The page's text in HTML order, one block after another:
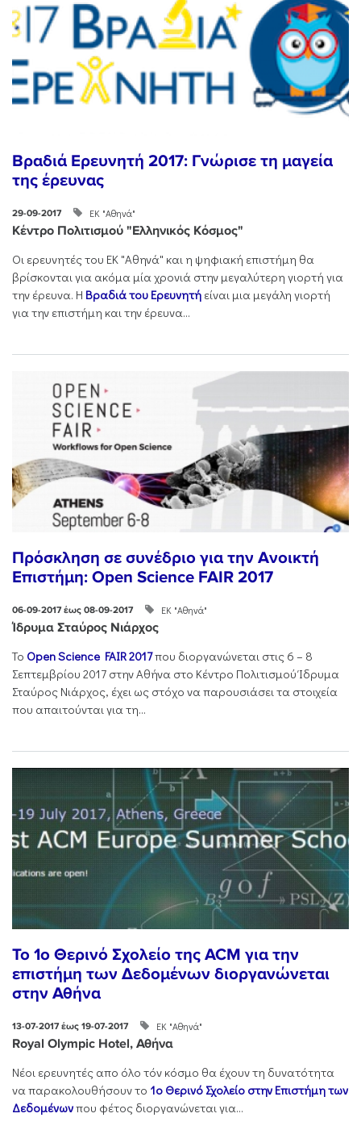
Βραδιά Ερευνητή 2017: Γνώρισε τη μαγεία
της έρευνας
29-09-2017 ΕΚ "Αθηνά"
Κέντρο Πολιτισμού "Ελληνικός Κόσμος"
Οι ερευνητές του ΕΚ "Αθηνά" και η ψηφιακή επιστήμη θα
βρίσκονται για ακόμα μία χρονιά στην μεγαλύτερη γιορτή για
την έρευνα. H Βραδιά του Ερευνητή είναι μια μεγάλη γιορτή
για την επιστήμη και την έρευνα...
Πρόσκληση σε συνέδριο για την Ανοικτή
Επιστήμη: Open Science FAIR 2017
06-09-2017 έως 08-09-2017 ΕΚ "Αθηνά"
Ίδρυμα Σταύρος Νιάρχος
Το Open Science FAIR 2017που διοργανώνεται στις 6 – 8
Σεπτεμβρίου 2017 στην Αθήνα στο Κέντρο Πολιτισμού Ίδρυμα
Σταύρος Νιάρχος, έχει ως στόχο να παρουσιάσει τα στοιχεία
που απαιτούνται για τη...
To 1ο Θερινό Σχολείο της ACM για την
επιστήμη των Δεδομένων διοργανώνεται
στην Αθήνα
13-07-2017 έως 19-07-2017 ΕΚ "Αθηνά"
Royal Olympic Hotel, Αθήνα
Νέοι ερευνητές απο όλο τόν κόσμο θα έχουν τη δυνατότητα
να παρακολουθήσουν το 1ο Θερινό Σχολείο στην Επιστήμη των
Δεδομένωνπου φέτος διοργανώνεται για...